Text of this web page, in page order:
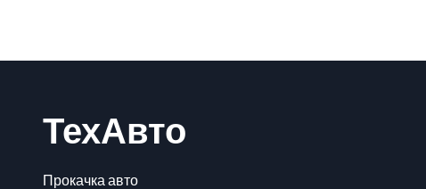
ТехАвто
Прокачка авто